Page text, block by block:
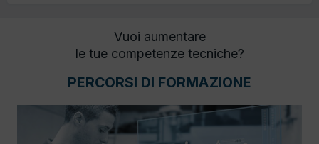
Vuoi aumentare
le tue competenze tecniche?
PERCORSI DI FORMAZIONE